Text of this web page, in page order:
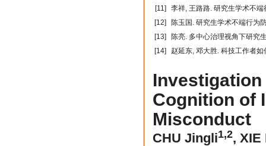
[11]
李祥, 王路路. 研究生学术不
[12]
陈玉国. 研究生学术不端行
[13]
陈亮. 多中心治理视角下研究
[14]
赵延东, 邓大胜. 科技工作者
Cognition of
Misconduct
CHU Jingli1,2, XIE